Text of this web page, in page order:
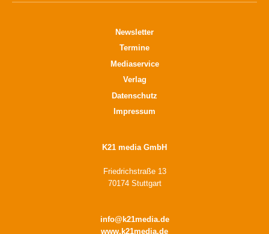
Newsletter
Termine
Mediaservice
Verlag
Datenschutz
Impressum
K21 media GmbH
Friedrichstraße 13
70174 Stuttgart
info@k21media.de
www.k21media.de